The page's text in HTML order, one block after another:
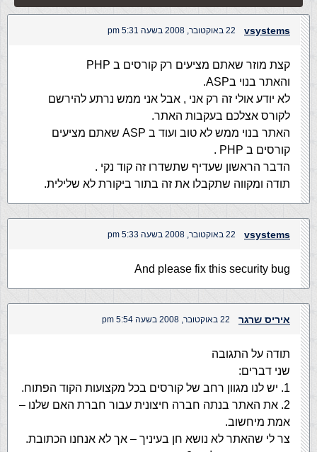
vsystems 22 באוקטובר, 2008 בשעה 5:31 pm
קצת מוזר שאתם מציעים רק קורסים ב PHP
והאתר בנוי בASP.
לא יודע אולי זה רק אני , אבל אני ממש נרתע להירשם
לקורס אצלכם בעקבות האתר.
האתר בנוי ממש לא טוב ועוד ב ASP שאתם מציעים
קורסים ב PHP .
הדבר הראשון שעדיף שתשדרו זה קוד נקי .
תודה ומקווה שתקבלו את זה בתור ביקורת לא שלילית.
vsystems 22 באוקטובר, 2008 בשעה 5:33 pm
And please fix this security bug
איריס שרגר 22 באוקטובר, 2008 בשעה 5:54 pm
תודה על התגובה
שני דברים:
1. יש לנו מגוון רחב של קורסים בכל מקצועות הקוד הפתוח.
2. את האתר בנתה חברה חיצונית עבור חברת האם שלנו –
אמת מיחשוב.
צר לי שהאתר לא נושא חן בעיניך – אך לא אנחנו הכתובת.